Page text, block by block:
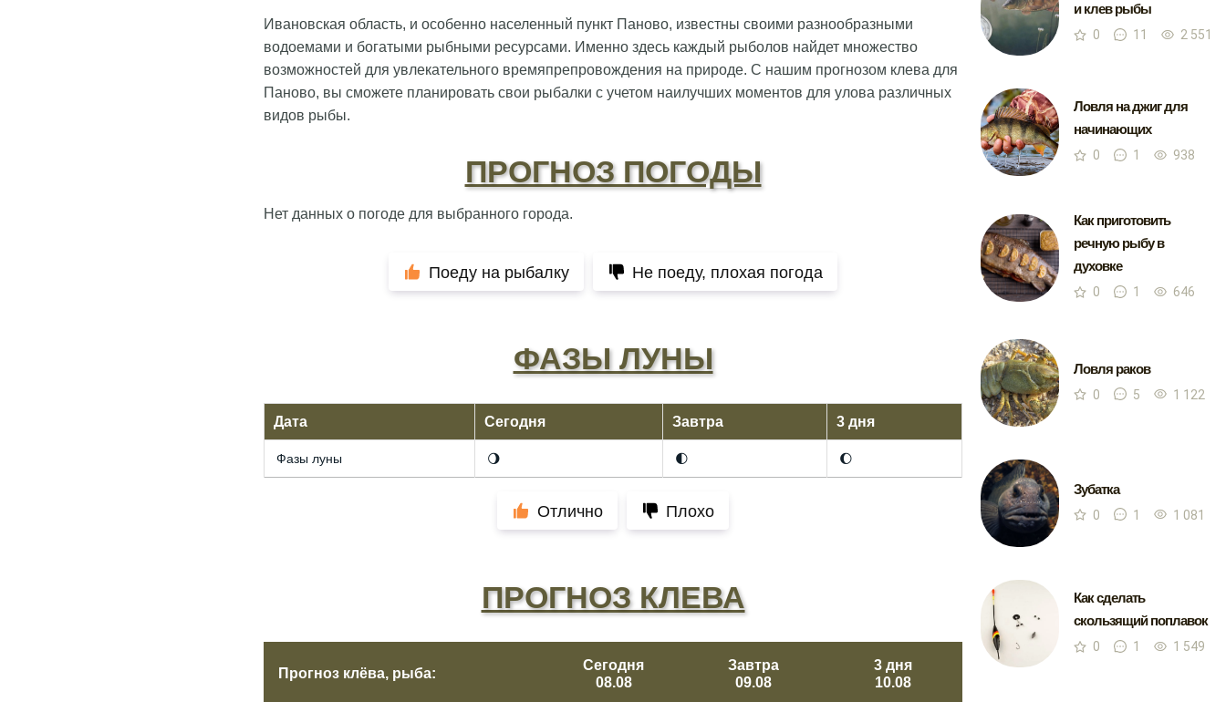
Ивановская область, и особенно населенный пункт Паново, известны своими разнообразными
водоемами и богатыми рыбными ресурсами. Именно здесь каждый рыболов найдет множество
возможностей для увлекательного времяпрепровождения на природе. С нашим прогнозом клева для
Паново, вы сможете планировать свои рыбалки с учетом наилучших моментов для улова различных
видов рыбы.
ПРОГНОЗ ПОГОДЫ
Нет данных о погоде для выбранного города.
Поеду на рыбалку Не поеду, плохая погода
ФАЗЫ ЛУНЫ
Дата Сегодня Завтра 3 дня
Фазы луны 🌖 🌓 🌔
Отлично Плохо
ПРОГНОЗ КЛЕВА
Прогноз клёва, рыба:
Сегодня
08.08
Завтра
09.08
3 дня
10.08
и клев рыбы
0 11 2 551
Ловля на джиг для
начинающих
0 1 938
Как приготовить
речную рыбу в
духовке
0 1 646
Ловля раков
0 5 1 122
Зубатка
0 1 1 081
Как сделать
скользящий поплавок
0 1 1 549